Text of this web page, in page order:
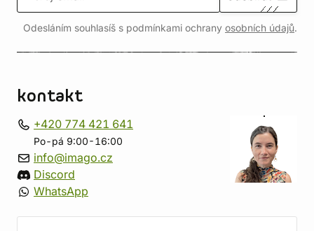
Odesláním souhlasíš s podmínkami ochrany osobních údajů.
kontakt
+420 774 421 641
Po-pá 9:00-16:00
info@imago.cz
Discord
WhatsApp